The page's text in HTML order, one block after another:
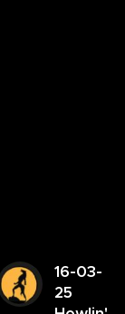
16-03-
25